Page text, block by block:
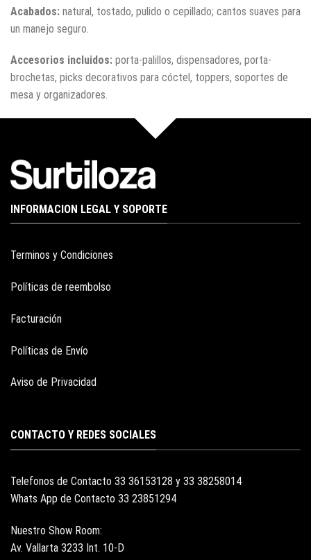
Acabados: natural, tostado, pulido o cepillado; cantos suaves para
un manejo seguro.
Accesorios incluidos: porta-palillos, dispensadores, porta-
brochetas, picks decorativos para cóctel, toppers, soportes de
mesa y organizadores.
INFORMACION LEGAL Y SOPORTE
Terminos y Condiciones
Políticas de reembolso
Facturación
Políticas de Envío
Aviso de Privacidad
CONTACTO Y REDES SOCIALES
Telefonos de Contacto 33 36153128 y 33 38258014
Whats App de Contacto 33 23851294
Nuestro Show Room:
Av. Vallarta 3233 Int. 10-D